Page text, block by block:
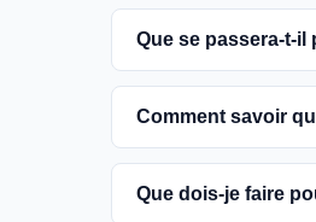
L'extinction
encouragés à
Que se passera-t-il
Vous pouvez
dans votre
une meilleure
Comment savoir
Les dates précises
informations sur
Que dois-je faire